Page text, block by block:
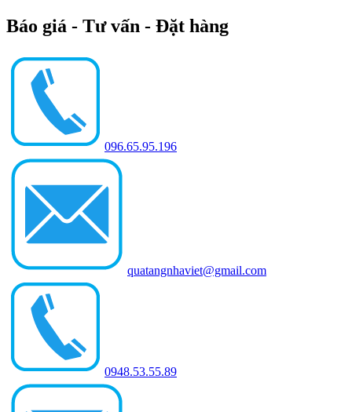
Báo giá - Tư vấn - Đặt hàng
096.65.95.196
quatangnhaviet@gmail.com
0948.53.55.89